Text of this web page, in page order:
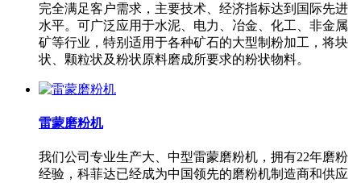
完全满足客户需求，主要技术、经济指标达到国际先进
水平。可广泛应用于水泥、电力、冶金、化工、非金属
矿等行业，特别适用于各种矿石的大型制粉加工，将块
状、颗粒状及粉状原料磨成所要求的粉状物料。
雷蒙磨粉机
我们公司专业生产大、中型雷蒙磨粉机，拥有22年磨粉
经验，科菲达已经成为中国领先的磨粉机制造商和供应